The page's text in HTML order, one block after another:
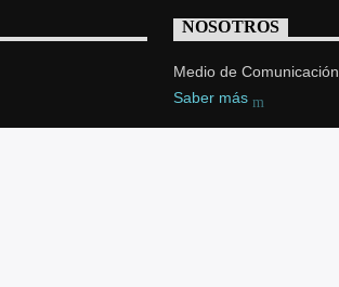
NOSOTROS
Medio de Comunicación
Saber más